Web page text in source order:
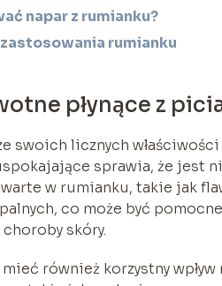
napar z rumianku?
rumianku
płynące z
swoich licznych
sprawia, że jest
w rumianku, takie jak
co może być
skóry.
również korzystny wpływ